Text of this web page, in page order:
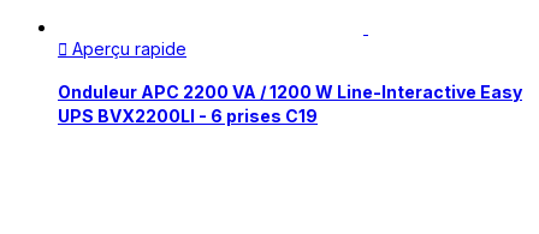
 Aperçu rapide
Onduleur APC 2200 VA / 1200 W Line-Interactive Easy
UPS BVX2200LI - 6 prises C19